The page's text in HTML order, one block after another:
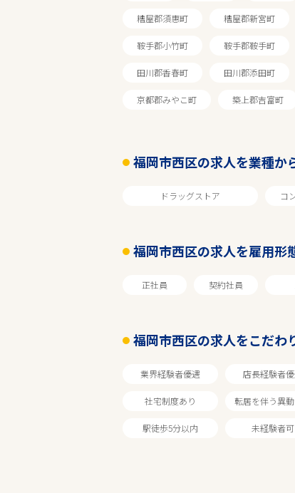
家電量販店
糟屋郡須惠町 糟屋郡新宮町
鞍手郡小竹町 鞍手郡鞍手町
田川郡香春町 田川郡添田町
京都郡みやこ町 築上郡吉富町
福岡市西区の求人を業種か
ドラッグストア コ
福岡市西区の求人を雇用形
正社員 契約社員
福岡市西区の求人をこだわ
業界経験者優遇 店長経験者
社宅制度あり 転居を伴う異
駅徒歩5分以内 未経験者可